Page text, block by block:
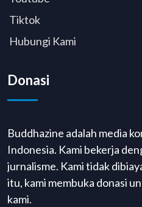
Tiktok
Hubungi Kami
Donasi
Buddhazine adalah media
Indonesia. Kami bekerja
jurnalisme. Kami tidak
itu, kami membuka donasi
kami.